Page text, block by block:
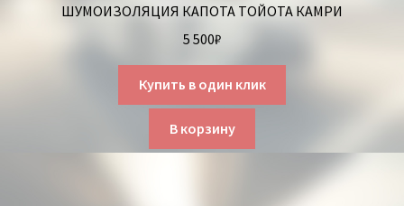
ШУМОИЗОЛЯЦИЯ КАПОТА ТОЙОТА КАМРИ
5 500₽
Купить в один клик
В корзину